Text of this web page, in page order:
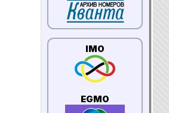
IMO
EGMO